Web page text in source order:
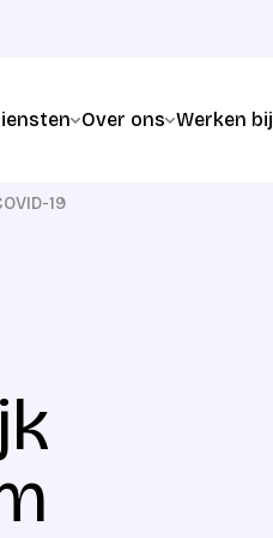
Over ons Werken bij
19